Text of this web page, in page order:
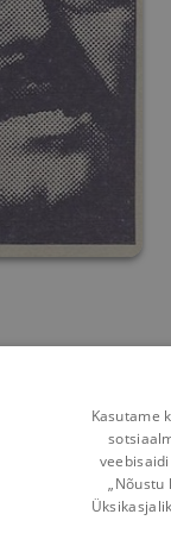
Kasutame
„Nõustu